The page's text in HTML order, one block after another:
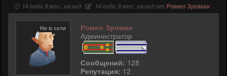
14 года 9 мес. назад 14 года 9 мес. назад от Ромео Зроман .
Не в сети
Ромео Зроман
Администратор
Сообщений: 128
Репутация: 12